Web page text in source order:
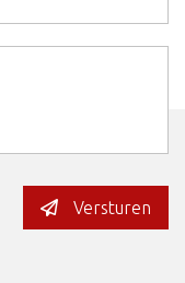
Versturen